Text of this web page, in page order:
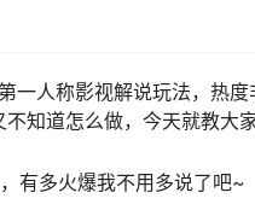
一人称影视解说玩法，热
知道怎么做，今天就教大家
有多火爆我不用多说了吧~